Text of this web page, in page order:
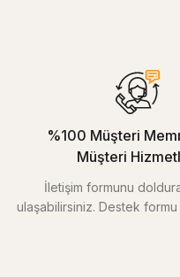
%100 Müşteri
Müşteri
İletişim formunu
ulaşabilirsiniz. Destek formu